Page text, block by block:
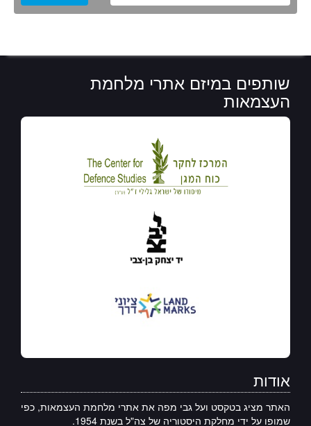
Search
שותפים במיזם אתרי מלחמת
העצמאות
אודות
האתר מציג בטקסט ועל גבי מפה את אתרי מלחמת העצמאות, כפי
שמופו על ידי מחלקת היסטוריה של צה"ל בשנת 1954.